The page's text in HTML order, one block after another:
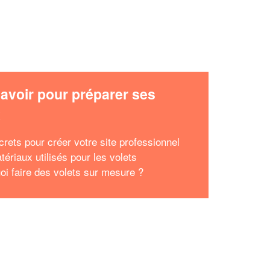
pour préparer ses
pour créer votre site professionnel
utilisés pour les volets
faire des volets sur mesure ?